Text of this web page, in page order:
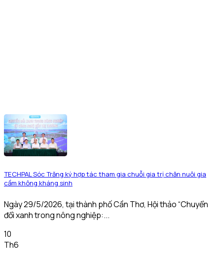
TECHPAL Sóc Trăng ký hợp tác tham gia chuỗi gia trị chăn nuôi gia
cầm không kháng sinh
Ngày 29/5/2026, tại thành phố Cần Thơ, Hội thảo “Chuyển
đổi xanh trong nông nghiệp:...
10
Th6